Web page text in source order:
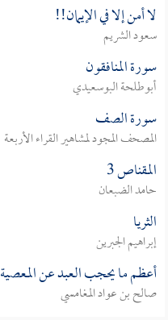
لا أمن إلا في الإيمان!!
سعود الشريم
سورة المنافقون
أبوطلحة البوسعيدي
سورة الصف
المصحف المجود لمشاهير القراء الأربعة
المقناص 3
حامد الضبعان
الثريا
إبراهيم الجبرين
أعظم ما يحجب العبد عن المعصية
صالح بن عواد المغامسي